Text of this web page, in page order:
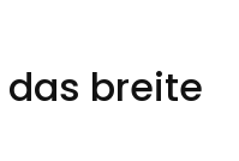
das breite